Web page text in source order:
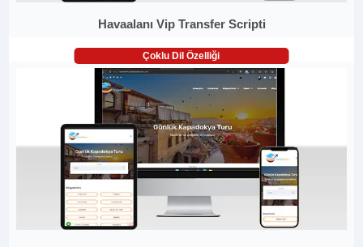
Havaalanı Vip Transfer Scripti
Çoklu Dil Özelliği